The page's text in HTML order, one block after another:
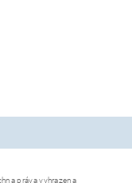
práva vyhrazena